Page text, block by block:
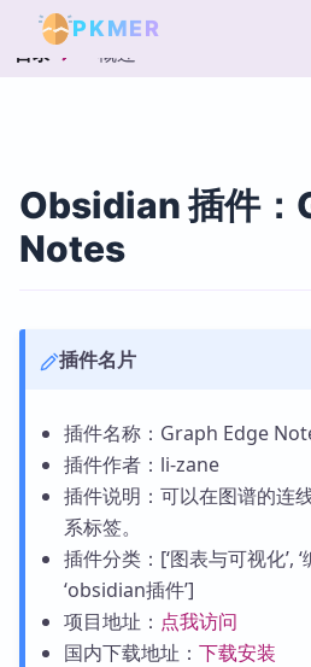
PKMER
目录 概述
Obsidian 插件：
Notes
插件名片
插件名称：Graph Edge
插件作者：li-zane
插件说明：可以在图谱的连
系标签。
插件分类：[‘图表与可视化’, ‘
‘obsidian插件’]
项目地址： 点我访问
国内下载地址： 下载安装